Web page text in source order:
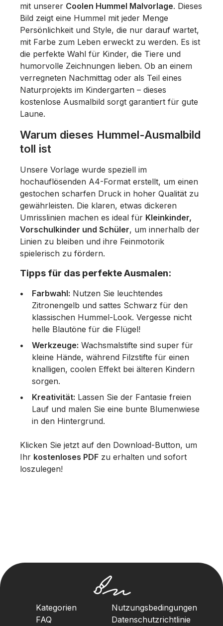
mit unserer Coolen Hummel Malvorlage. Dieses
Bild zeigt eine Hummel mit jeder Menge
Persönlichkeit und Style, die nur darauf wartet,
mit Farbe zum Leben erweckt zu werden. Es ist
die perfekte Wahl für Kinder, die Tiere und
humorvolle Zeichnungen lieben. Ob an einem
verregneten Nachmittag oder als Teil eines
Naturprojekts im Kindergarten – dieses
kostenlose Ausmalbild sorgt garantiert für gute
Laune.
Warum dieses Hummel-Ausmalbild
toll ist
Unsere Vorlage wurde speziell im
hochauflösenden A4-Format erstellt, um einen
gestochen scharfen Druck in hoher Qualität zu
gewährleisten. Die klaren, etwas dickeren
Umrisslinien machen es ideal für Kleinkinder,
Vorschulkinder und Schüler, um innerhalb der
Linien zu bleiben und ihre Feinmotorik
spielerisch zu fördern.
Tipps für das perfekte Ausmalen:
Farbwahl: Nutzen Sie leuchtendes
Zitronengelb und sattes Schwarz für den
klassischen Hummel-Look. Vergesse nicht
helle Blautöne für die Flügel!
Werkzeuge: Wachsmalstifte sind super für
kleine Hände, während Filzstifte für einen
knalligen, coolen Effekt bei älteren Kindern
sorgen.
Kreativität: Lassen Sie der Fantasie freien
Lauf und malen Sie eine bunte Blumenwiese
in den Hintergrund.
Klicken Sie jetzt auf den Download-Button, um
Ihr kostenloses PDF zu erhalten und sofort
loszulegen!
Kategorien
FAQ
Nutzungsbedingungen
Datenschutzrichtlinie